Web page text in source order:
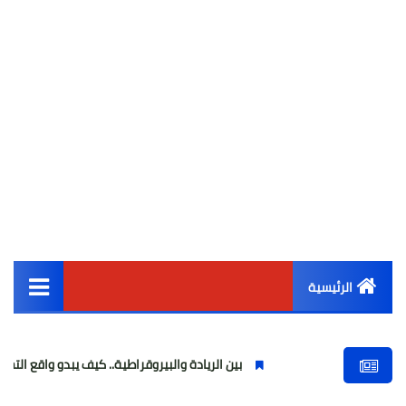
الرئيسية
أخبار مصر
بين الريادة والبيروقراطية.. كيف يبدو واقع التحول الرقمي